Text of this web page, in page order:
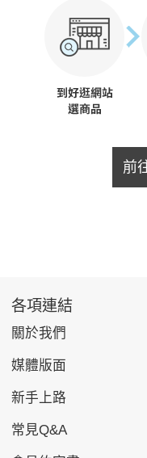
前
各項連結
關於我們
媒體版面
新手上路
常見Q&A